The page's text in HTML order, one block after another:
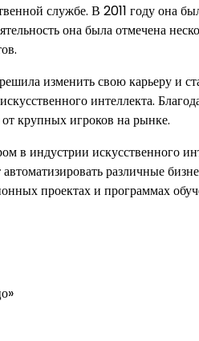
службе. В 2011 году она
она была отмечена
изменить свою карьеру и
интеллекта.
крупных игроков на рынке.
в индустрии искусственного
различные
проектах и программах